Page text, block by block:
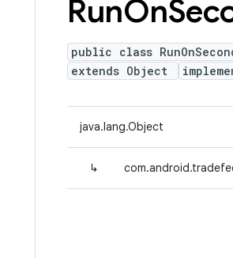
RunOn
public class
extends Object
java.lang.Object
↳